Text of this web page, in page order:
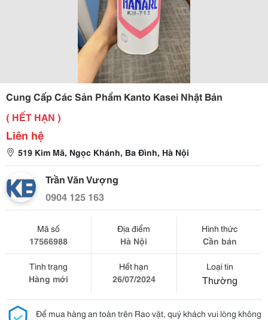
Cung Cấp Các Sản Phẩm Kanto Kasei Nhật Bản
( HẾT HẠN )
Liên hệ
519 Kim Mã, Ngọc Khánh, Ba Đình, Hà Nội
Trần Văn Vượng
0904 125 163
Mã số
17566988
Địa điểm
Hà Nội
Hình thức
Cần bán
Tình trạng
Hàng mới
Hết hạn
26/07/2024
Loại tin
Thường
Để mua hàng an toàn trên Rao vặt, quý khách vui lòng không